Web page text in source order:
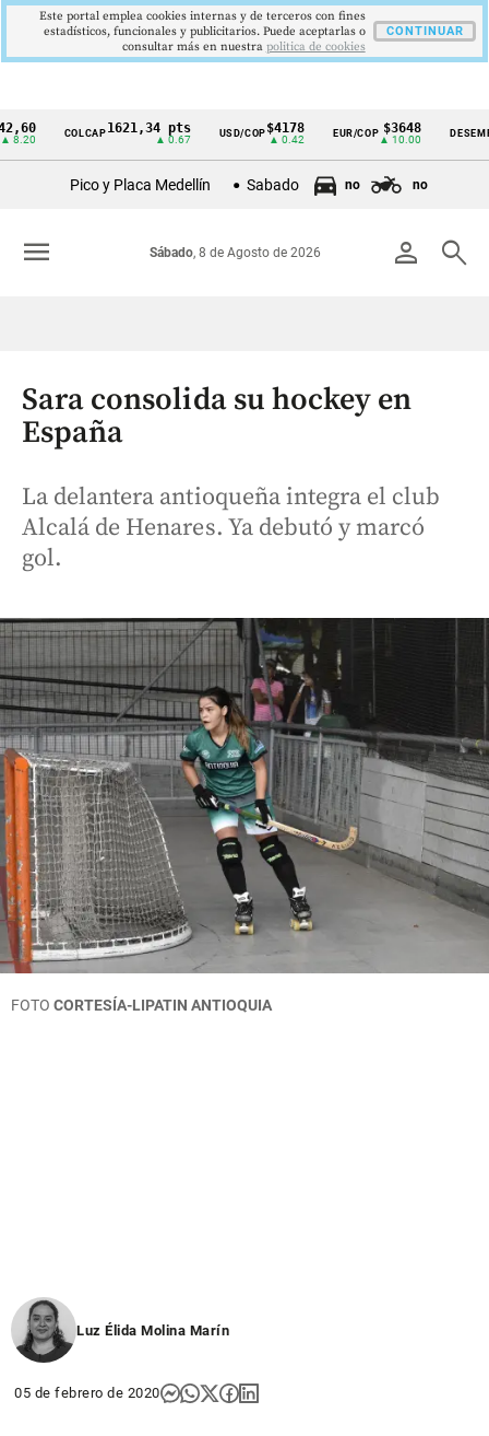
Cintillo
Colombia
COLCAP1621,34 pts USD/COP$4178
▲ 0.42
EUR/COP $3648
▲ 10.00
DESEMPLEO
▼
Pico y Placa Medellín Sabado no no
person search
Sábado, 8 de Agosto de 2026
menu
Sara consolida su hockey en
España
La delantera antioqueña integra el club
Alcalá de Henares. Ya debutó y marcó
gol.
FOTO CORTESÍA-LIPATIN ANTIOQUIA
Luz Élida Molina Marín
05 de febrero de 2020
Este portal emplea cookies internas y de terceros con fines
estadísticos, funcionales y publicitarios. Puede aceptarlas o
consultar más en nuestra politica de cookies
CONTINUAR